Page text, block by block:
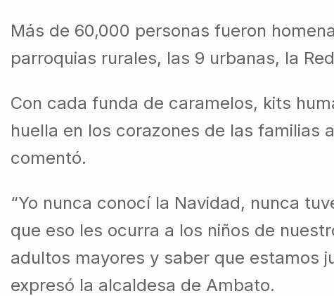
Más de 60,000 personas fueron
parroquias rurales, las 9 urbanas, la
Con cada funda de caramelos, kits
huella en los corazones de las familias
comentó.
“Yo nunca conocí la Navidad, nunca
que eso les ocurra a los niños de
adultos mayores y saber que estamos
expresó la alcaldesa de Ambato.